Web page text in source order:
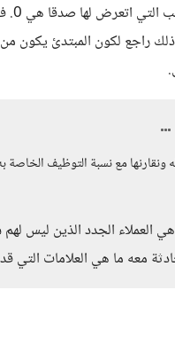
راجع لكون المبتدئ يكون
ونقارنها مع نسبة التوظيف
العملاء الجدد الذين ليس
معه ما هي العلامات